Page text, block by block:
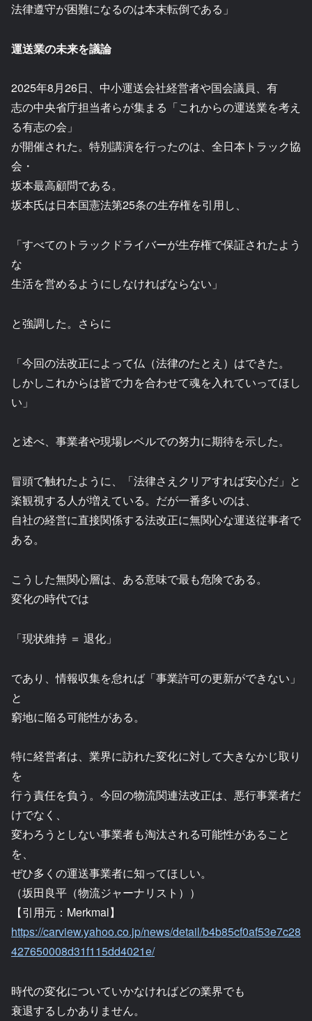
法律遵守が困難になるのは本末転倒である」
運送業の未来を議論
2025年8月26日、中小運送会社経営者や国会議員、有
志の中央省庁担当者らが集まる「これからの運送業を考え
る有志の会」
が開催された。特別講演を行ったのは、全日本トラック協
会・
坂本最高顧問である。
坂本氏は日本国憲法第25条の生存権を引用し、
「すべてのトラックドライバーが生存権で保証されたよう
な
生活を営めるようにしなければならない」
と強調した。さらに
「今回の法改正によって仏（法律のたとえ）はできた。
しかしこれからは皆で力を合わせて魂を入れていってほし
い」
と述べ、事業者や現場レベルでの努力に期待を示した。
冒頭で触れたように、「法律さえクリアすれば安心だ」と
楽観視する人が増えている。だが一番多いのは、
自社の経営に直接関係する法改正に無関心な運送従事者で
ある。
こうした無関心層は、ある意味で最も危険である。
変化の時代では
「現状維持 ＝ 退化」
であり、情報収集を怠れば「事業許可の更新ができない」
と
窮地に陥る可能性がある。
特に経営者は、業界に訪れた変化に対して大きなかじ取り
を
行う責任を負う。今回の物流関連法改正は、悪行事業者だ
けでなく、
変わろうとしない事業者も淘汰される可能性があること
を、
ぜひ多くの運送事業者に知ってほしい。
（坂田良平（物流ジャーナリスト））
【引用元：Merkmal】
https://carview.yahoo.co.jp/news/detail/b4b85cf0af53e7c28
427650008d31f115dd4021e/
時代の変化についていかなければどの業界でも
衰退するしかありません。